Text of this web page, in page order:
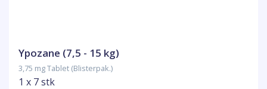
Ypozane (7,5 - 15 kg)
3,75 mg Tablet (Blisterpak.)
1 x 7 stk